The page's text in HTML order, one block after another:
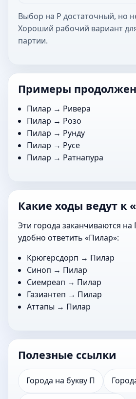
Выбор на Р достаточный, но
Хороший рабочий вариант
партии.
Примеры
Пилар → Ривера
Пилар → Розо
Пилар → Рунду
Пилар → Русе
Пилар → Ратнапура
Какие ходы ведут к
Эти города заканчиваются
удобно ответить «Пилар»:
Крюгерсдорп → Пилар
Синоп → Пилар
Сиемреап → Пилар
Газиантеп → Пилар
Аттапы → Пилар
Полезные ссылки
Города на букву П